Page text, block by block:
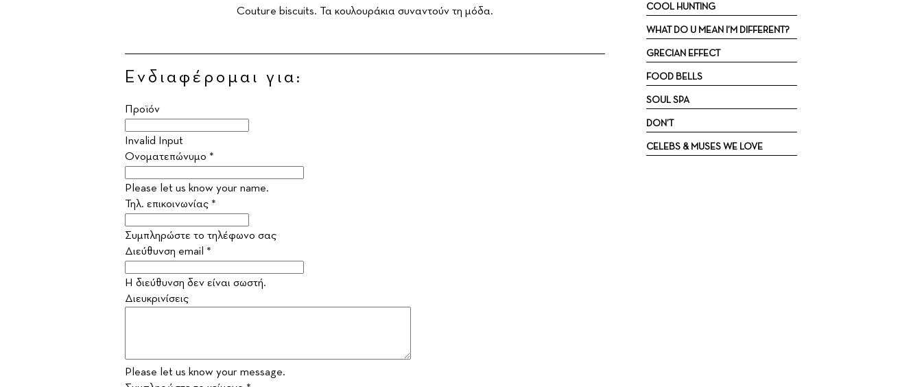
Couture biscuits. Τα κουλουράκια συναντούν τη μόδα.
Ενδιαφέρομαι για:
Προϊόν
Invalid Input
Ονοματεπώνυμο *
Please let us know your name.
Τηλ. επικοινωνίας *
Συμπληρώστε το τηλέφωνο σας
Διεύθυνση email *
Η διεύθυνση δεν είναι σωστή.
Διευκρινίσεις
Please let us know your message.
COOL HUNTING
WHAT DO U MEAN I’M DIFFERENT?
GRECIAN EFFECT
FOOD BELLS
SOUL SPA
DON’T
CELEBS & MUSES WE LOVE